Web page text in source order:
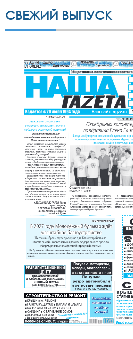
СВЕЖИЙ ВЫПУСК